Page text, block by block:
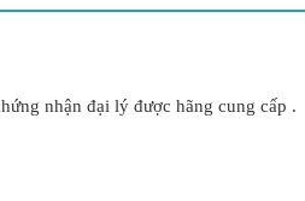
nhận đại lý được hãng cung cấp .